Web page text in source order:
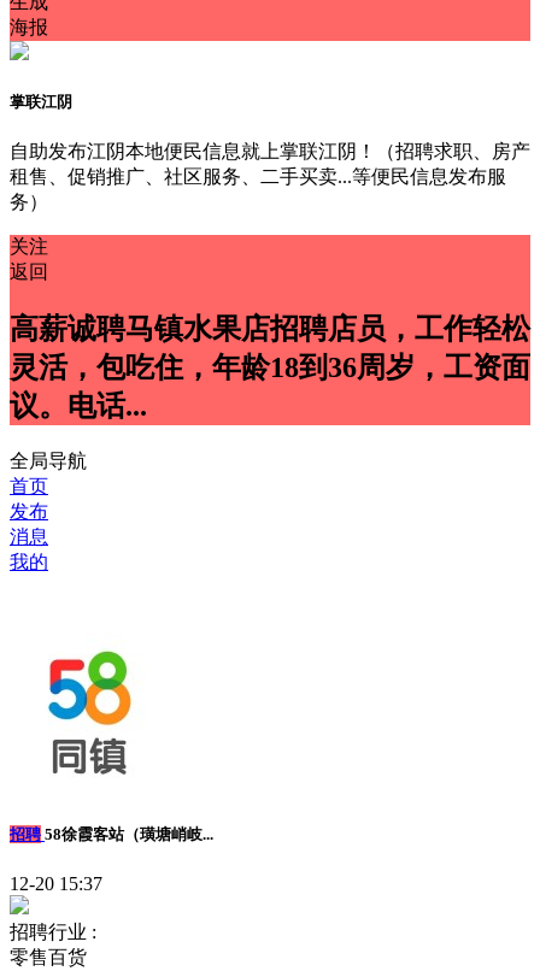
海报
掌联江阴
自助发布江阴本地便民信息就上掌联江阴！（招聘求职、房产
租售、促销推广、社区服务、二手买卖...等便民信息发布服
务）
关注
返回
高薪诚聘马镇水果店招聘店员，工作轻松
灵活，包吃住，年龄18到36周岁，工资面
议。电话...
全局导航
首页
发布
消息
我的
招聘 58徐霞客站（璜塘峭岐...
12-20 15:37
招聘行业 :
零售百货